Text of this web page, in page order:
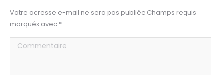
Votre adresse e-mail ne sera pas publiée Champs requis
marqués avec *
Commentaire